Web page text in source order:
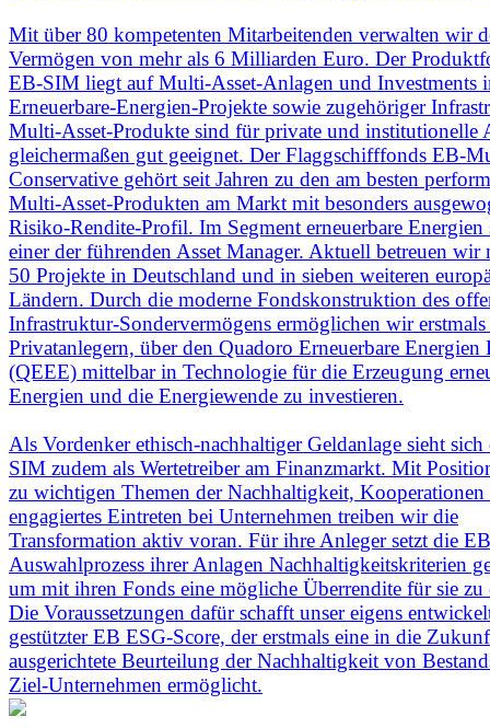
Mit über 80 kompetenten Mitarbeitenden verwalten wir
Vermögen von mehr als 6 Milliarden Euro. Der
EB-SIM liegt auf Multi-Asset-Anlagen und Investments
Erneuerbare-Energien-Projekte sowie zugehöriger
Multi-Asset-Produkte sind für private und institutionelle
gleichermaßen gut geeignet. Der Flaggschifffonds EB-
Conservative gehört seit Jahren zu den am besten
Multi-Asset-Produkten am Markt mit besonders
Risiko-Rendite-Profil. Im Segment erneuerbare
einer der führenden Asset Manager. Aktuell betreuen wir
50 Projekte in Deutschland und in sieben weiteren
Ländern. Durch die moderne Fondskonstruktion des
Infrastruktur-Sondervermögens ermöglichen wir erstmals
Privatanlegern, über den Quadoro Erneuerbare Energien
(QEEE) mittelbar in Technologie für die Erzeugung
Energien und die Energiewende zu investieren.
Als Vordenker ethisch-nachhaltiger Geldanlage sieht
SIM zudem als Wertetreiber am Finanzmarkt. Mit
zu wichtigen Themen der Nachhaltigkeit,
engagiertes Eintreten bei Unternehmen treiben wir die
Transformation aktiv voran. Für ihre Anleger setzt die
Auswahlprozess ihrer Anlagen Nachhaltigkeitskriterien
um mit ihren Fonds eine mögliche Überrendite für sie zu
Die Voraussetzungen dafür schafft unser eigens
gestützter EB ESG-Score, der erstmals eine in die
ausgerichtete Beurteilung der Nachhaltigkeit von
Ziel-Unternehmen ermöglicht.